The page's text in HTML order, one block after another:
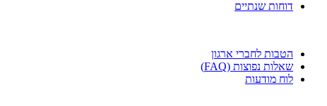
דוחות שנתיים
הטבות לחברי ארגון
שאלות נפוצות (FAQ)
לוח מודעות